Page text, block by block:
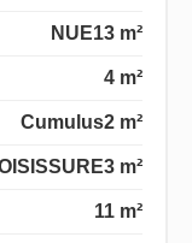
13 m²
NUE
4 m²
2 m²
Cumulus
3 m²
11 m²